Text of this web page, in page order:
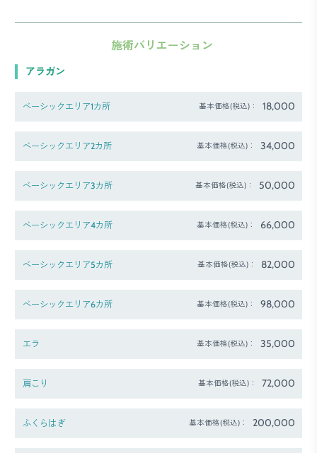
施術バリエーション
アラガン
ベーシックエリア1カ所 基本価格(税込)： 18,000
ベーシックエリア2カ所 基本価格(税込)： 34,000
ベーシックエリア3カ所 基本価格(税込)： 50,000
ベーシックエリア4カ所 基本価格(税込)： 66,000
ベーシックエリア5カ所 基本価格(税込)： 82,000
ベーシックエリア6カ所 基本価格(税込)： 98,000
エラ 基本価格(税込)： 35,000
肩こり 基本価格(税込)： 72,000
ふくらはぎ 基本価格(税込)： 200,000